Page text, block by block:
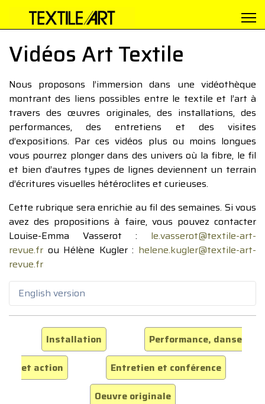
Vidéos Art Textile
Nous proposons l’immersion dans une vidéothèque
montrant des liens possibles entre le textile et l’art à
travers des œuvres originales, des installations, des
performances, des entretiens et des visites
d’expositions. Par ces vidéos plus ou moins longues
vous pourrez plonger dans des univers où la fibre, le fil
et bien d’autres types de lignes deviennent un terrain
d’écritures visuelles hétéroclites et curieuses.
Cette rubrique sera enrichie au fil des semaines. Si vous
avez des propositions à faire, vous pouvez contacter
Louise-Emma Vasserot : le.vasserot@textile-art-
revue.fr ou Hélène Kugler : helene.kugler@textile-art-
revue.fr
English version
Installation
Performance, danse
et action
Entretien et conférence
Oeuvre originale